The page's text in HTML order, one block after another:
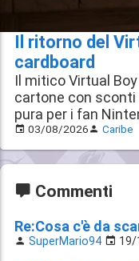
Il ritorno del
cardboard
Il mitico Virtual
cartone con
pura per i fan
03/08/2026 Caribe
Commenti
Re:Cosa c'è da
SuperMario94 19/